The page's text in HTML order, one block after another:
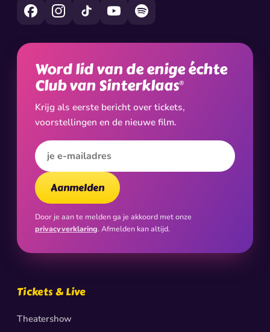
Word lid van de enige échte
Club van Sinterklaas®
Krijg als eerste bericht over tickets,
voorstellingen en de nieuwe film.
E-mailadres
Aanmelden
Door je aan te melden ga je akkoord met onze
privacyverklaring. Afmelden kan altijd.
Tickets & Live
Theatershow